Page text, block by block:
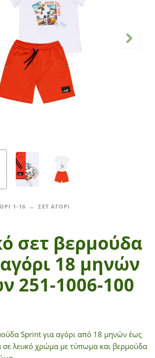
1-16 ΣΕΤ ΑΓΟΡΙ
σετ βερμούδα
18 μηνών
251-1006-100
Sprint για αγόρι από 18 μηνών έως
λευκό χρώμα με τύπωμα και βερμούδα